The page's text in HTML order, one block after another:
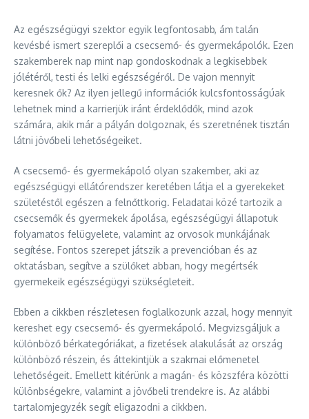
Az egészségügyi szektor egyik legfontosabb, ám talán
kevésbé ismert szereplői a csecsemő- és gyermekápolók. Ezen
szakemberek nap mint nap gondoskodnak a legkisebbek
jólétéről, testi és lelki egészségéről. De vajon mennyit
keresnek ők? Az ilyen jellegű információk kulcsfontosságúak
lehetnek mind a karrierjük iránt érdeklődők, mind azok
számára, akik már a pályán dolgoznak, és szeretnének tisztán
látni jövőbeli lehetőségeiket.
A csecsemő- és gyermekápoló olyan szakember, aki az
egészségügyi ellátórendszer keretében látja el a gyerekeket
születéstől egészen a felnőttkorig. Feladatai közé tartozik a
csecsemők és gyermekek ápolása, egészségügyi állapotuk
folyamatos felügyelete, valamint az orvosok munkájának
segítése. Fontos szerepet játszik a prevencióban és az
oktatásban, segítve a szülőket abban, hogy megértsék
gyermekeik egészségügyi szükségleteit.
Ebben a cikkben részletesen foglalkozunk azzal, hogy mennyit
kereshet egy csecsemő- és gyermekápoló. Megvizsgáljuk a
különböző bérkategóriákat, a fizetések alakulását az ország
különböző részein, és áttekintjük a szakmai előmenetel
lehetőségeit. Emellett kitérünk a magán- és közszféra közötti
különbségekre, valamint a jövőbeli trendekre is. Az alábbi
tartalomjegyzék segít eligazodni a cikkben.